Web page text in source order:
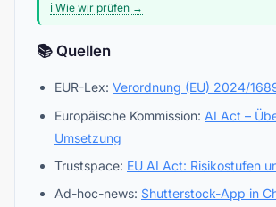
ℹ️ Wie wir prüfen →
📚 Quellen
EUR-Lex: Verordnung (EU) 2024/
Europäische Kommission: AI Act –
Umsetzung
Trustspace: EU AI Act: Risikostufen
Ad-hoc-news: Shutterstock-App in